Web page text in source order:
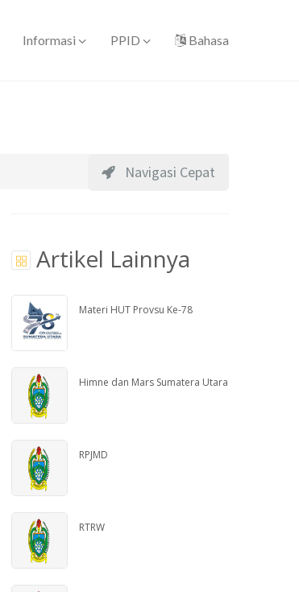
Informasi PPID Bahasa
Navigasi Cepat
Artikel Lainnya
Materi HUT Provsu Ke-78
Himne dan Mars Sumatera Utara
RPJMD
RTRW